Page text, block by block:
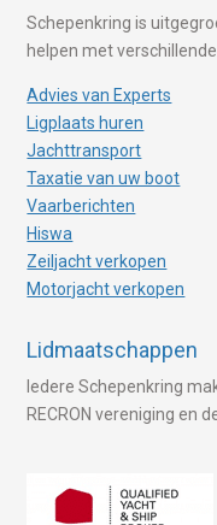
Schepenkring is
helpen met
Advies van Experts
Ligplaats huren
Jachttransport
Taxatie van uw boot
Vaarberichten
Hiswa
Zeiljacht verkopen
Motorjacht verkopen
Lidmaatschappen
Iedere Schepenkring
RECRON vereniging en